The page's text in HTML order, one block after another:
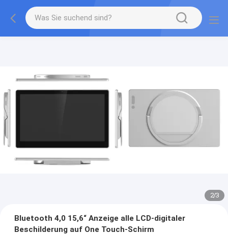
2/3
Bluetooth 4,0 15,6“ Anzeige alle LCD-digitaler
Beschilderung auf One Touch-Schirm